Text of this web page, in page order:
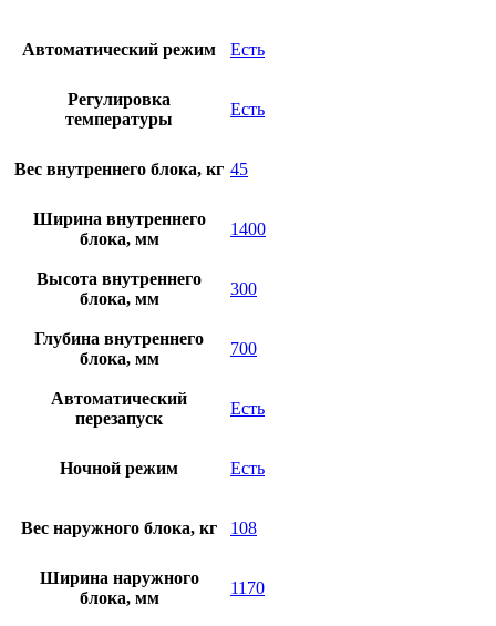
Автоматический режим Есть
Регулировка
температуры
Есть
Вес внутреннего блока, кг 45
Ширина внутреннего
блока, мм
1400
Высота внутреннего
блока, мм
300
Глубина внутреннего
блока, мм
700
Автоматический
перезапуск
Есть
Ночной режим Есть
Вес наружного блока, кг 108
Ширина наружного
блока, мм
1170